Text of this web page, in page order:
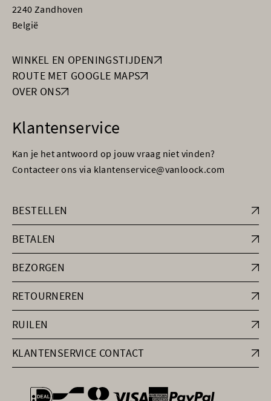
2240 Zandhoven
België
WINKEL EN OPENINGSTIJDEN
ROUTE MET GOOGLE MAPS
OVER ONS
Klantenservice
Kan je het antwoord op jouw vraag niet vinden?
Contacteer ons via klantenservice@vanloock.com
BESTELLEN
BETALEN
BEZORGEN
RETOURNEREN
RUILEN
KLANTENSERVICE CONTACT
general.paymentOptions